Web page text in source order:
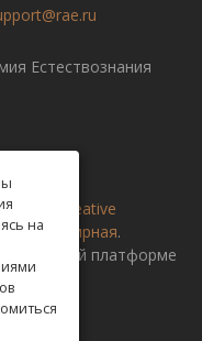
Естествознания
Creative
4.0 Всемирная.
платформе
на